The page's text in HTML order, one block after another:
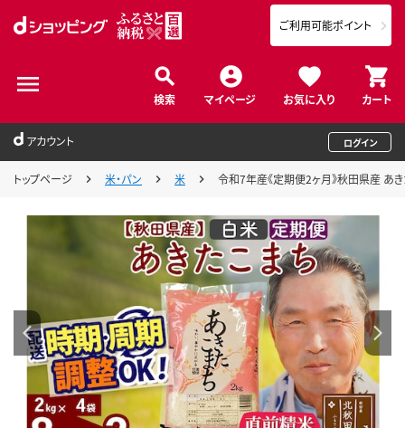
検索 マイページ お気に入り カート
ご利用可能ポイント
アカウント ログイン
トップページ 米・パン 米 令和7年産《定期便2ヶ月》秋田県産